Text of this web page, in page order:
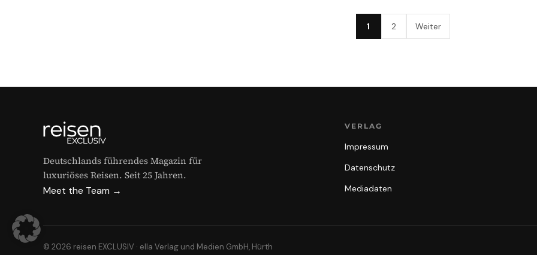
1 2 Weiter
Deutschlands führendes Magazin für
luxuriöses Reisen. Seit 25 Jahren.
Meet the Team →
VERLAG
Impressum
Datenschutz
Mediadaten
© 2026 reisen EXCLUSIV · ella Verlag und Medien GmbH, Hürth